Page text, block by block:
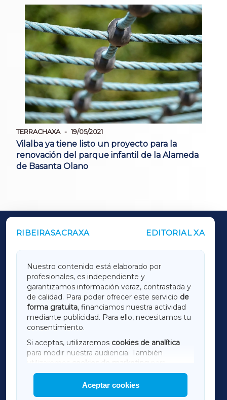
TERRACHAXA 19/05/2021
Vilalba ya tiene listo un proyecto para la
renovación del parque infantil de la Alameda
de Basanta Olano
No hay más
resultados que
mostrar. Estás viendo
un total de 37
resultados en
RibeiraSacraXa y
resto de cabeceras
de GaliciaXa desde el
día 01-01-2015 hasta
hoy para el término
RIBEIRASACRAXA EDITORIAL XA
Nuestro contenido está elaborado por
profesionales, es independiente y
garantizamos información veraz, contrastada y
de calidad. Para poder ofrecer este servicio de
forma gratuita, financiamos nuestra actividad
mediante publicidad. Para ello, necesitamos tu
consentimiento.
Si aceptas, utilizaremos cookies de analítica
para medir nuestra audiencia. También
utilizaremos
cookies de marketing
mostrar publicidad de terceros.
Asimismo, puedes personalizar la elección de
Aceptar cookies
OUTROS PERIÓDICOS
LUGOXA
TERRACHAXA
AMARIÑAXA
RIBEIRASACRAXA